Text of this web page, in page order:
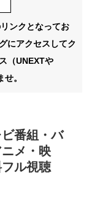
ンクとなってお
にアクセスしてク
（UNEXTや
。
番組・バ
メ・映
ル視聴